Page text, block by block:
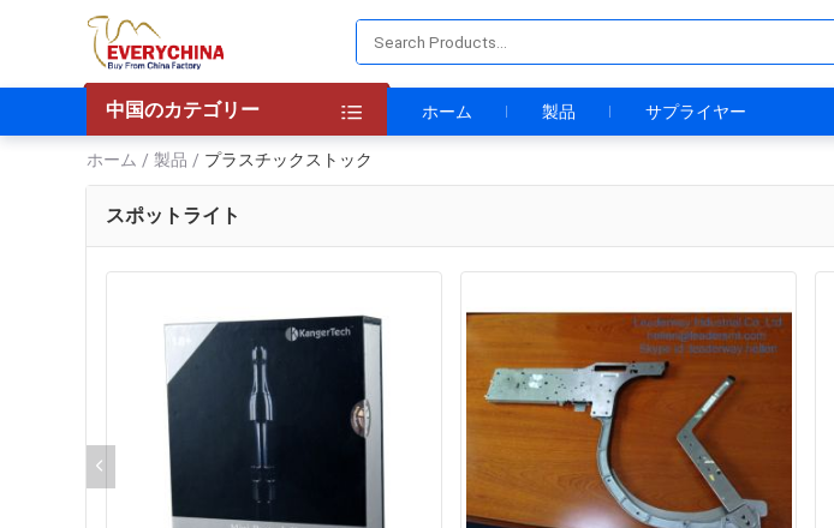
中国のカテゴリー ホーム 製品 サプライヤー
ホーム / 製品 / プラスチックストック
スポットライト